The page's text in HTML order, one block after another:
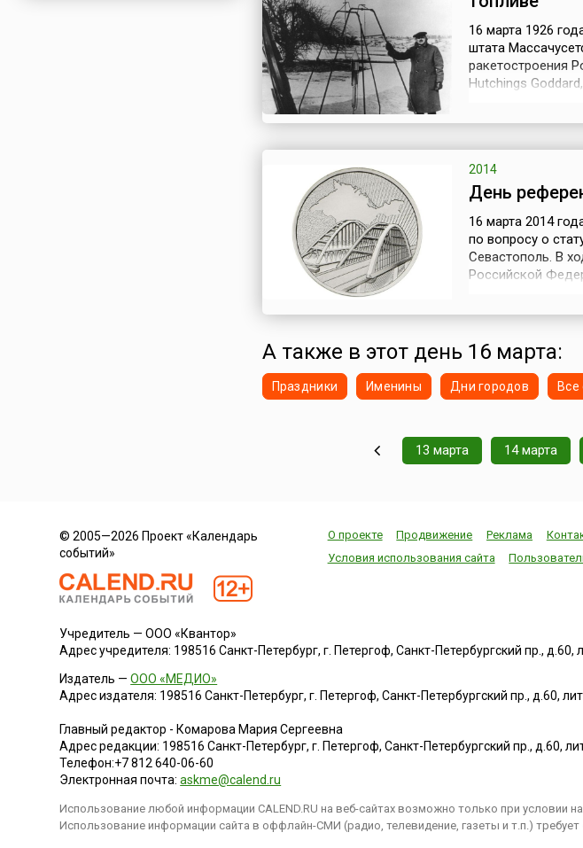
16 марта 1926
штата
ракетостроения
Hutchings
математических
2014
День
16 марта 2014
по вопросу о
Севастополь. В
Российской
от ноября 2013
А также в этот день 16 марта:
Праздники Именины Дни городов Все
13 марта 14 марта
© 2005—2026 Проект «Календарь
событий»
О проекте Продвижение Реклама
Условия использования сайта
Учредитель — ООО «Квантор»
Адрес учредителя: 198516 Санкт-Петербург, г. Петергоф, Санкт-Петербургский пр., д.60,
Издатель —ООО «МЕДИО»
Адрес издателя: 198516 Санкт-Петербург, г. Петергоф, Санкт-Петербургский пр., д.60,
Главный редактор - Комарова Мария Сергеевна
Адрес редакции: 198516 Санкт-Петербург, г. Петергоф,Санкт-Петербургский пр., д.60,
Телефон:+7 812 640-06-60
Электронная почта:askme@calend.ru
Использование любой информации CALEND.RU на веб-сайтах возможно только при условии
Использование информации сайта в оффлайн-СМИ (радио, телевидение, газеты и т.п.) требует